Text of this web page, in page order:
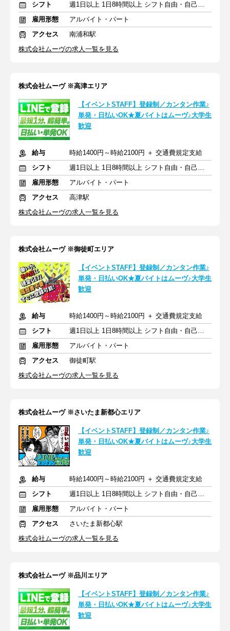
シフト
週1日以上 1日8時間以上 シフト自由・自己申告
雇用形態
アルバイト・パート
アクセス
南浦和駅
株式会社ムーヴの求人一覧を見る
株式会社ムーヴ ※高津エリア
【イベントSTAFF】登録制／カンタン作業♪
単発・日払いOK★夏バイトはムーヴ♪大学生
歓迎
給与
時給1400円～時給2100円 ＋ 交通費規定支給
シフト
週1日以上 1日8時間以上 シフト自由・自己申告
雇用形態
アルバイト・パート
アクセス
高津駅
株式会社ムーヴの求人一覧を見る
株式会社ムーヴ ※御徒町エリア
【イベントSTAFF】登録制／カンタン作業♪
単発・日払いOK★夏バイトはムーヴ♪大学生
歓迎
給与
時給1400円～時給2100円 ＋ 交通費規定支給
シフト
週1日以上 1日8時間以上 シフト自由・自己申告
雇用形態
アルバイト・パート
アクセス
御徒町駅
株式会社ムーヴの求人一覧を見る
株式会社ムーヴ ※さいたま新都心エリア
【イベントSTAFF】登録制／カンタン作業♪
単発・日払いOK★夏バイトはムーヴ♪大学生
歓迎
給与
時給1400円～時給2100円 ＋ 交通費規定支給
シフト
週1日以上 1日8時間以上 シフト自由・自己申告
雇用形態
アルバイト・パート
アクセス
さいたま新都心駅
株式会社ムーヴの求人一覧を見る
株式会社ムーヴ ※品川エリア
【イベントSTAFF】登録制／カンタン作業♪
単発・日払いOK★夏バイトはムーヴ♪大学生
歓迎